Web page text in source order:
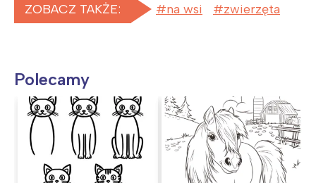
ZOBACZ TAKŻE: na wsi zwierzęta
Polecamy